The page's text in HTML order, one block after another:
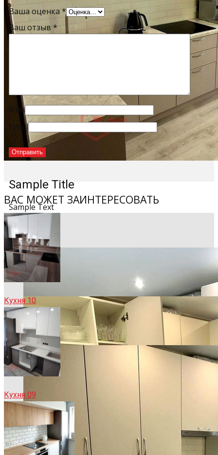
Sample Title
Sample Text
Ваша оценка *
Ваш отзыв *
Имя
Email
ВАС МОЖЕТ ЗАИНТЕРЕСОВАТЬ
Кухня 10
Кухня 09